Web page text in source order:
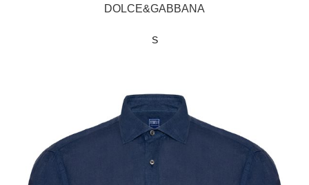
DOLCE&GABBANA
S